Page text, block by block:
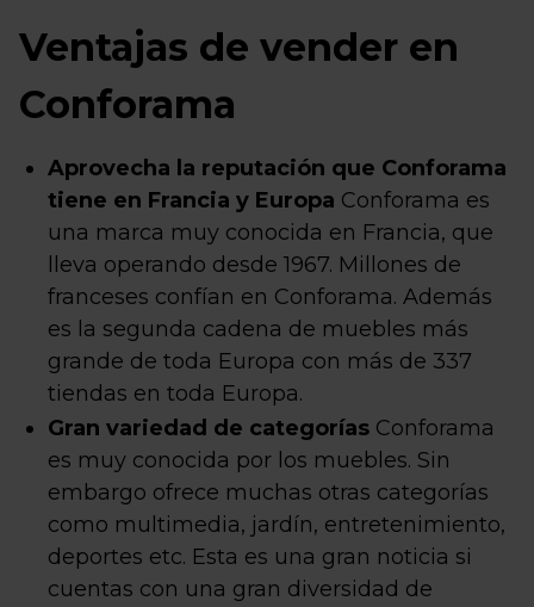
Ventajas de vender en
Conforama
Aprovecha la reputación que Conforama
tiene en Francia y Europa Conforama es
una marca muy conocida en Francia, que
lleva operando desde 1967. Millones de
franceses confían en Conforama. Además
es la segunda cadena de muebles más
grande de toda Europa con más de 337
tiendas en toda Europa.
Gran variedad de categorías Conforama
es muy conocida por los muebles. Sin
embargo ofrece muchas otras categorías
como multimedia, jardín, entretenimiento,
deportes etc. Esta es una gran noticia si
cuentas con una gran diversidad de